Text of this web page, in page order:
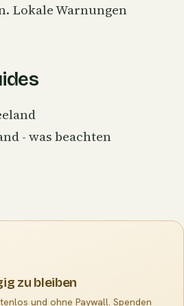
Lokale Warnungen
- was beachten
zu bleiben
und ohne Paywall. Spenden